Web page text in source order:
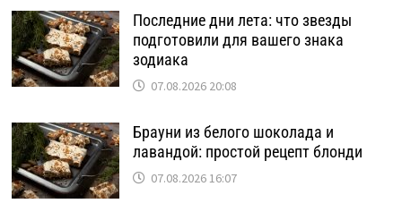
Последние дни лета: что звезды
подготовили для вашего знака
зодиака
07.08.2026 20:08
Брауни из белого шоколада и
лавандой: простой рецепт блонди
07.08.2026 16:07